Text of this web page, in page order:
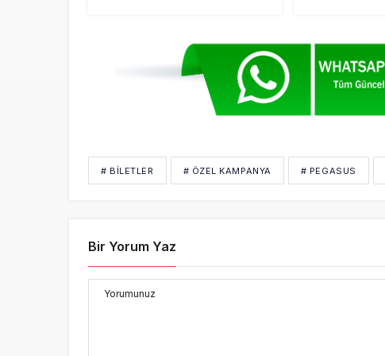
# BILETLER # ÖZEL KAMPANYA # PEGASUS
Bir Yorum Yaz
Yorumunuz